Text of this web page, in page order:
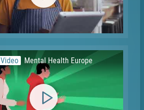
Video Mental Health Europe